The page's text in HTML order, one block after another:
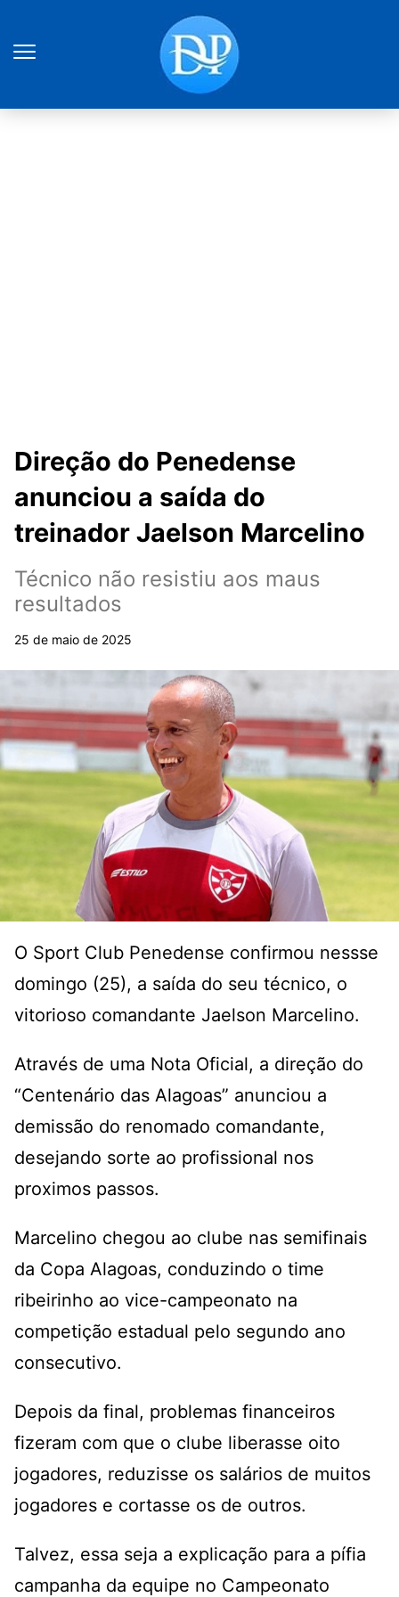
Direção do Penedense
anunciou a saída do
treinador Jaelson Marcelino
Técnico não resistiu aos maus
resultados
25 de maio de 2025
O Sport Club Penedense confirmou nessse
domingo (25), a saída do seu técnico, o
vitorioso comandante Jaelson Marcelino.
Através de uma Nota Oficial, a direção do
“Centenário das Alagoas” anunciou a
demissão do renomado comandante,
desejando sorte ao profissional nos
proximos passos.
Marcelino chegou ao clube nas semifinais
da Copa Alagoas, conduzindo o time
ribeirinho ao vice-campeonato na
competição estadual pelo segundo ano
consecutivo.
Depois da final, problemas financeiros
fizeram com que o clube liberasse oito
jogadores, reduzisse os salários de muitos
jogadores e cortasse os de outros.
Talvez, essa seja a explicação para a pífia
campanha da equipe no Campeonato